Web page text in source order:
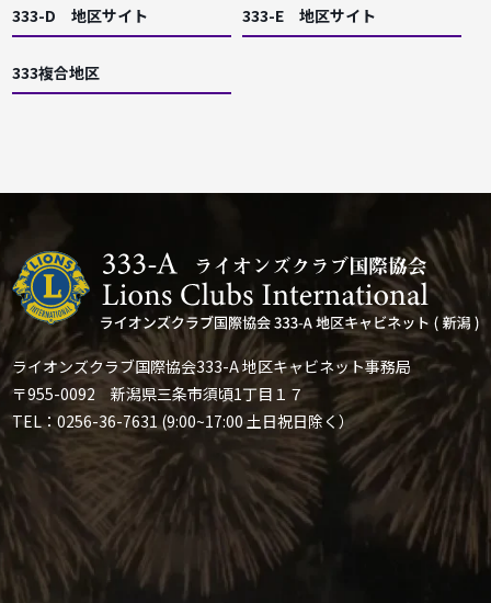
333-D 地区サイト 333-E 地区サイト
333複合地区
ライオンズクラブ国際協会333-A 地区キャビネット事務局
〒955-0092 新潟県三条市須頃1丁目１７
TEL：0256-36-7631 (9:00~17:00 土日祝日除く）